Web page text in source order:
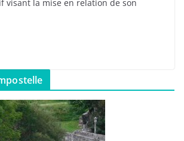
visant la mise en relation de son